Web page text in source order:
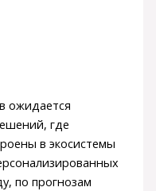
ожидается
где
в экосистемы
по прогнозам